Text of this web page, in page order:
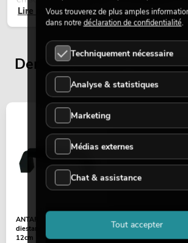
temporaires.
Lire maintenant
Derniers articles
ANTARI Handle Z-1500
diestance between screws
12cm
Vous trouverez de plus amples
dans notre déclaration de confidentialité.
Techniquement nécessaire
Analyse & statistiques
Marketing
Médias externes
Chat & assistance
Tout accepter